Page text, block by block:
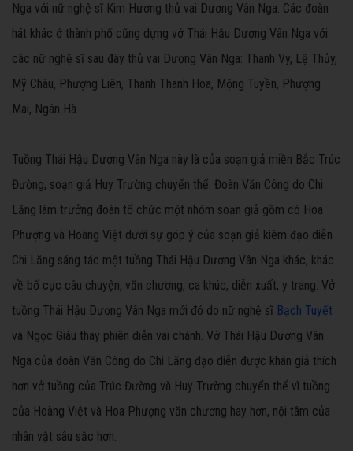
Nga với nữ nghệ sĩ Kim Hương thủ vai Dương Vân Nga. Các đoàn
hát khác ở thành phố cũng dựng vở Thái Hậu Dương Vân Nga với
các nữ nghệ sĩ sau đây thủ vai Dương Vân Nga: Thanh Vy, Lệ Thủy,
Mỹ Châu, Phượng Liên, Thanh Thanh Hoa, Mộng Tuyền, Phượng
Mai, Ngân Hà.
Tuồng Thái Hậu Dương Vân Nga này là của soạn giả miền Bắc Trúc
Đường, soạn giả Huy Trường chuyển thể. Đoàn Văn Công do Chi
Lăng làm trưởng đoàn tổ chức một nhóm soạn giả gồm có Hoa
Phượng và Hoàng Việt dưới sự góp ý của soạn giả kiêm đạo diễn
Chi Lăng sáng tác một tuồng Thái Hậu Dương Vân Nga khác, khác
về bố cục câu chuyện, văn chương, ca khúc, diễn xuất, y trang. Vở
tuồng Thái Hậu Dương Vân Nga mới đó do nữ nghệ sĩ Bạch Tuyết
và Ngọc Giàu thay phiên diễn vai chánh. Vở Thái Hậu Dương Vân
Nga của đoàn Văn Công do Chi Lăng đạo diễn được khán giả thích
hơn vở tuồng của Trúc Đường và Huy Trường chuyển thể vì tuồng
của Hoàng Việt và Hoa Phượng văn chương hay hơn, nội tâm của
nhân vật sâu sắc hơn.